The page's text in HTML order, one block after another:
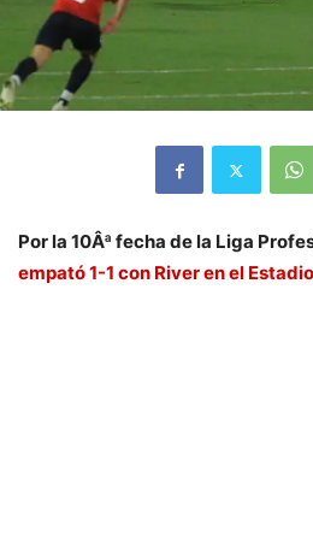
Por la 10Âª fecha de la Liga
empató 1-1 con River en el